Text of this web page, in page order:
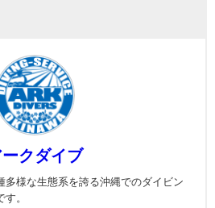
ークダイブ
多様な生態系を誇る沖縄でのダイビン
。